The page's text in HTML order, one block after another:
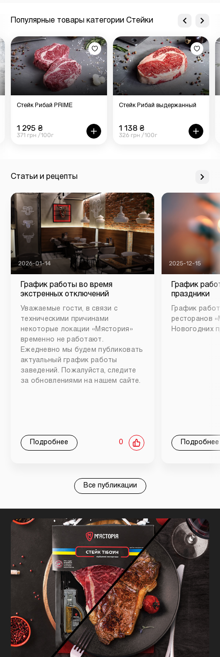
доставку товара по Киеву и городам Украины или
посетите ближайший магазин-ресторан сети
«Мястория».
Популярные товары категории Стейки
Стейк Рибай PRIME
1 295 ₴
371 грн /100г
Стейк Рибай выдержанный
1 138 ₴
326 грн /100г
Статьи и рецепты
2026-01-14
График работы во время
экстренных отключений
Уважаемые гости, в связи с
техническими причинами
некоторые локации «Мястория»
временно не работают.
Ежедневно мы будем публиковать
актуальный график работы
заведений. Пожалуйста, следите
за обновлениями на нашем сайте.
Подробнее 0
2025-12-15
График
праздники
График
ресторанов
Новогодних
Подробнее
Все публикации